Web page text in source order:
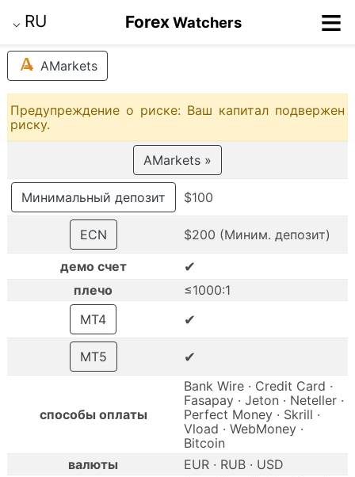
⌵ RU ForexWatchers ≡
AMarkets
Предупреждение о риске: Ваш капитал подвержен
риску.
AMarkets »
Минимальный депозит $100
ECN
$200 (Миним. депозит)
демо счет
✔
плечо
≤1000:1
MT4
✔
MT5 ✔
способы оплаты
Bank Wire · Credit Card ·
Fasapay · Jeton · Neteller ·
Perfect Money · Skrill ·
Vload · WebMoney ·
Bitcoin
валюты
EUR · RUB · USD